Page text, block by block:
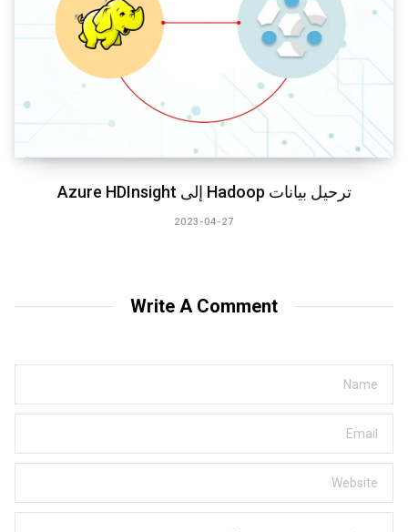
ترحيل بيانات Hadoop إلى Azure HDInsight
2023-04-27
Write A Comment